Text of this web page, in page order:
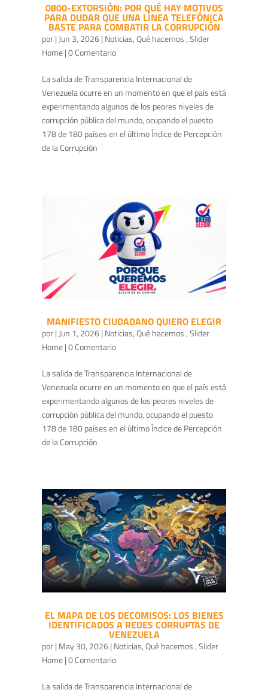
0800-EXTORSIÓN: POR QUÉ HAY MOTIVOS
PARA DUDAR QUE UNA LÍNEA TELEFÓNICA
BASTE PARA COMBATIR LA CORRUPCIÓN
por|Jun 3, 2026| Noticias,Qué hacemos,Slider
Home| 0 Comentario
La salida de Transparencia Internacional de
Venezuela ocurre en un momento en que el país está
experimentando algunos de los peores niveles de
corrupción pública del mundo, ocupando el puesto
178 de 180 países en el último Índice de Percepción
de la Corrupción
MANIFIESTO CIUDADANO QUIERO ELEGIR
por| Jun 1, 2026| Noticias,Qué hacemos ,Slider
Home| 0 Comentario
La salida de Transparencia Internacional de
Venezuela ocurre en un momento en que el país está
experimentando algunos de los peores niveles de
corrupción pública del mundo, ocupando el puesto
178 de 180 países en el último Índice de Percepción
de la Corrupción
EL MAPA DE LOS DECOMISOS: LOS BIENES
IDENTIFICADOS A REDES CORRUPTAS DE
VENEZUELA
por| May 30, 2026| Noticias,Qué hacemos ,Slider
Home| 0 Comentario
La salida de Transparencia Internacional de